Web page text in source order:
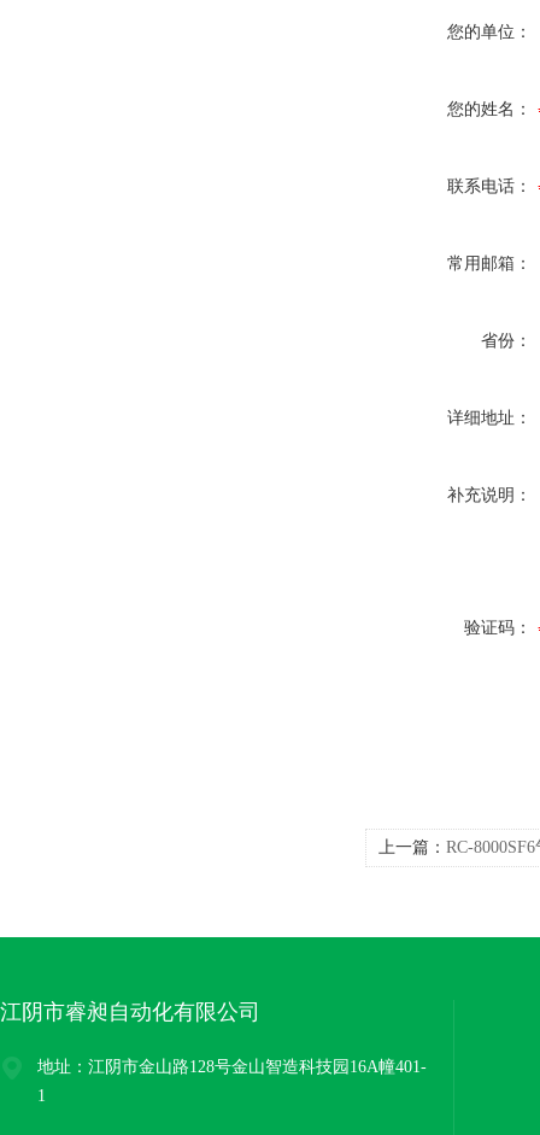
您的单位：
您的姓名：
联系电话：
常用邮箱：
省份：
详细地址：
补充说明：
验证码：
上一篇： RC-
江阴市睿昶自动化有限公司
地址：江阴市金山路128号金山智造科技园16A幢401-
1